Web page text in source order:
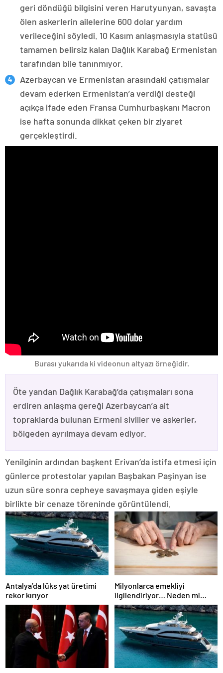
geri döndüğü bilgisini veren Harutyunyan, savaşta
ölen askerlerin ailelerine 600 dolar yardım
verileceğini söyledi. 10 Kasım anlaşmasıyla statüsü
tamamen belirsiz kalan Dağlık Karabağ Ermenistan
tarafından bile tanınmıyor.
Azerbaycan ve Ermenistan arasındaki çatışmalar
devam ederken Ermenistan’a verdiği desteği
açıkça ifade eden Fransa Cumhurbaşkanı Macron
ise hafta sonunda dikkat çeken bir ziyaret
gerçekleştirdi.
Burası yukarıda ki videonun altyazı örneğidir.
Öte yandan Dağlık Karabağ’da çatışmaları sona
erdiren anlaşma gereği Azerbaycan’a ait
topraklarda bulunan Ermeni siviller ve askerler,
bölgeden ayrılmaya devam ediyor.
Yenilginin ardından başkent Erivan’da istifa etmesi için
günlerce protestolar yapılan Başbakan Paşinyan ise
uzun süre sonra cepheye savaşmaya giden eşiyle
birlikte bir cenaze töreninde görüntülendi.
Antalya’da lüks yat üretimi
rekor kırıyor
Milyonlarca emekliyi
ilgilendiriyor… Neden mi
düşük maaş alıyorsunuz?
Uzmanlar anlattı